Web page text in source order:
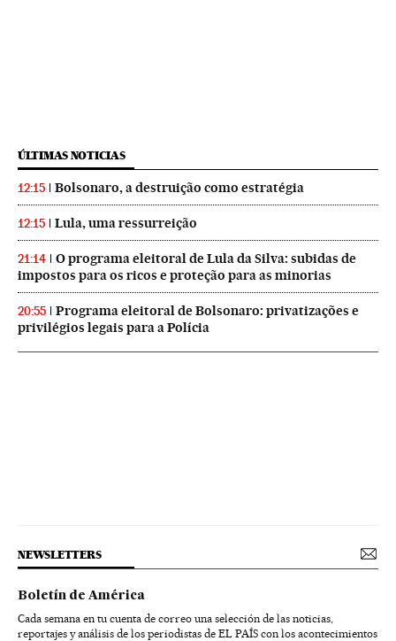
ÚLTIMAS NOTICIAS
12:15 Bolsonaro, a destruição como estratégia
12:15 Lula, uma ressurreição
21:14
O programa eleitoral de Lula da Silva: subidas de
impostos para os ricos e proteção para as minorias
20:55
Programa eleitoral de Bolsonaro: privatizações e
privilégios legais para a Polícia
NEWSLETTERS
Boletín de América
Cada semana en tu cuenta de correo una selección de las noticias,
reportajes y análisis de los periodistas de EL PAÍS con los acontecimientos